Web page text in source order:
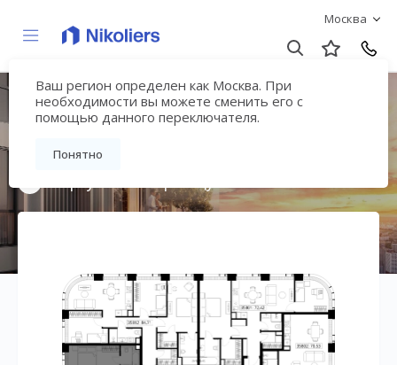
Москва
Ваш регион определен как Москва. При
необходимости вы можете сменить его с
помощью данного переключателя.
Понятно
Мультиквартал
«ВЕЕР»